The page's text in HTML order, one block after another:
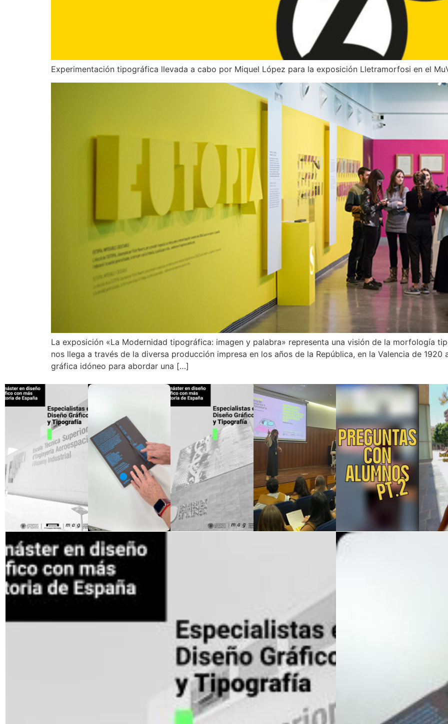
Experimentación tipográfica llevada a cabo por Miquel López para la exposición Lletramorfosi en el
La exposición «La Modernidad tipográfica: imagen y palabra» representa una visión de la morfología
nos llega a través de la diversa producción impresa en los años de la República, en la Valencia de
gráfica idóneo para abordar una […]